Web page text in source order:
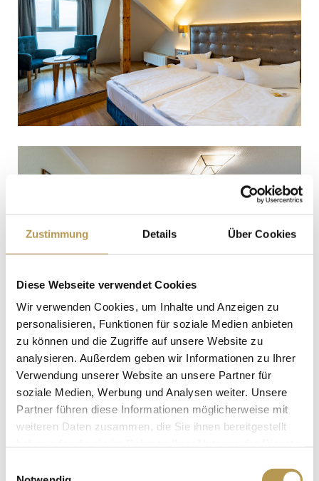
Zustimmung Details Über Cookies
Diese Webseite verwendet Cookies
Wir verwenden Cookies, um Inhalte und Anzeigen zu
personalisieren, Funktionen für soziale Medien anbieten
zu können und die Zugriffe auf unsere Website zu
analysieren. Außerdem geben wir Informationen zu Ihrer
Verwendung unserer Website an unsere Partner für
soziale Medien, Werbung und Analysen weiter. Unsere
Partner führen diese Informationen möglicherweise mit
weiteren Daten zusammen, die Sie ihnen bereitgestellt